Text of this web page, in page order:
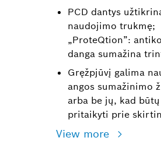
PCD dantys
naudojimo trukmę;
„ProteQtion”:
danga sumažina
Gręžpjūvį galima
angos sumažinimo
arba be jų, kad
pritaikyti prie
View more